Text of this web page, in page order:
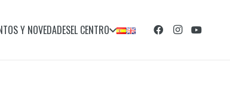
Y NOVEDADESEL CENTRO